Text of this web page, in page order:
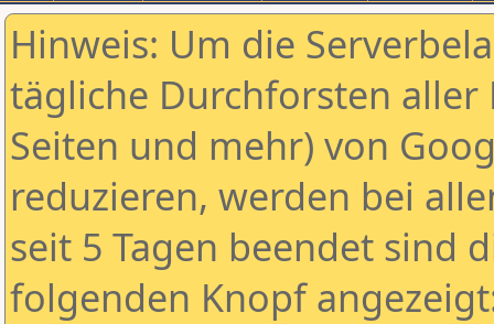
Hinweis: Um die
tägliche Durchforsten aller
Seiten und mehr) von
reduzieren, werden bei
seit 5 Tagen beendet sind
folgenden Knopf